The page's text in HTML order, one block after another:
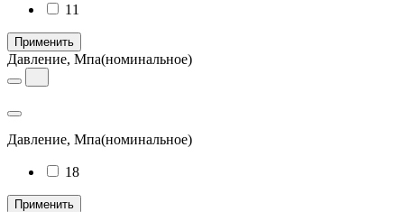
11
Применить
Давление, Мпа(номинальное)
Давление, Мпа(номинальное)
18
Применить